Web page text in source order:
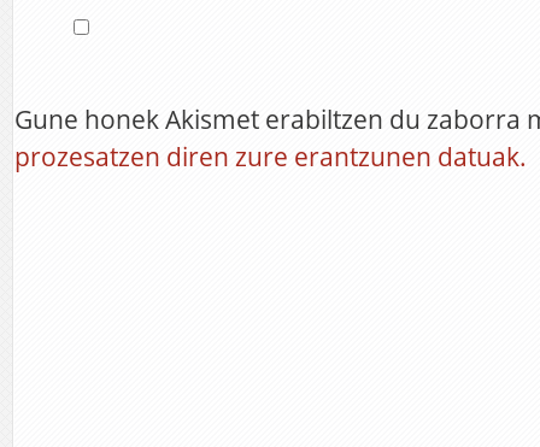
Gune honek Akismet erabiltzen du zaborra
prozesatzen diren zure erantzunen datuak.